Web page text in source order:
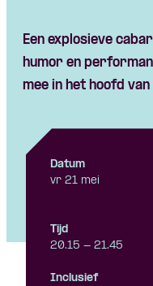
Een explosieve
humor en
mee in het hoofd van
Datum
vr 21 mei
Tijd
20.15 - 21.45
Inclusief